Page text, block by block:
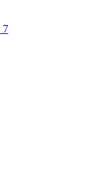
7